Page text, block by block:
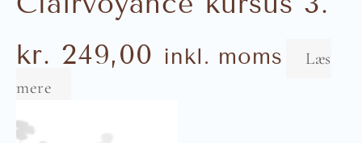
kr. 249,00 inkl. moms
Læs
mere